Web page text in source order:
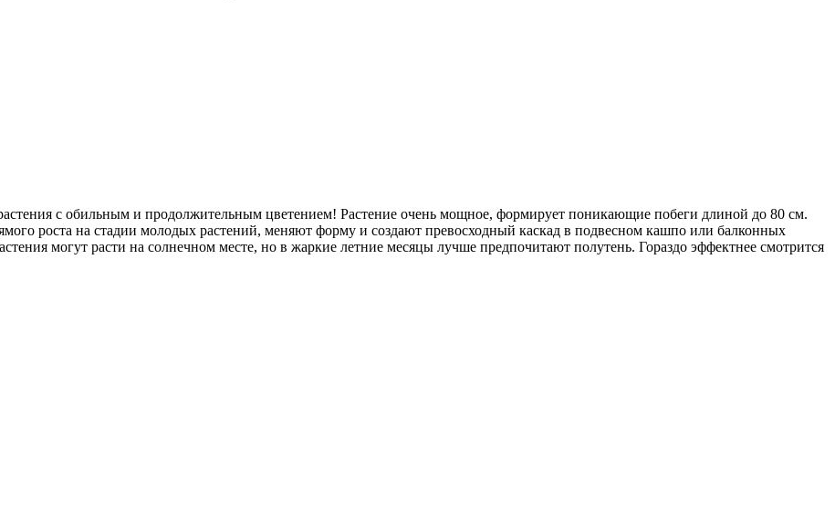
с обильным и продолжительным цветением! Растение очень мощное, формирует поникающие побеги длиной до 80 см.
роста на стадии молодых растений, меняют форму и создают превосходный каскад в подвесном кашпо или балконных
могут расти на солнечном месте, но в жаркие летние месяцы лучше предпочитают полутень. Гораздо эффектнее смотрится